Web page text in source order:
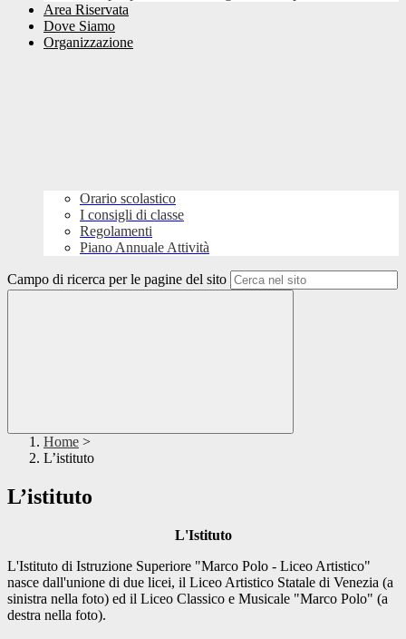
Area Riservata
Dove Siamo
Organizzazione
Orario scolastico
I consigli di classe
Regolamenti
Piano Annuale Attività
Campo di ricerca per le pagine del sito
Home >
L’istituto
L’istituto
L'Istituto
L'Istituto di Istruzione Superiore "Marco Polo - Liceo Artistico"
nasce dall'unione di due licei, il Liceo Artistico Statale di Venezia (a
sinistra nella foto) ed il Liceo Classico e Musicale "Marco Polo" (a
destra nella foto).